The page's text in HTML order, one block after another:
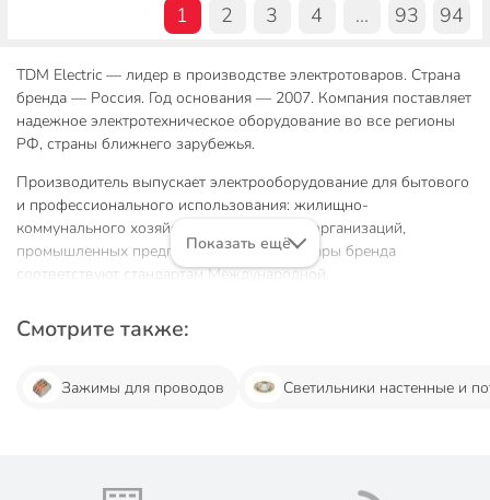
1 2 3 4 ... 93 94
TDM Electric — лидер в производстве электротоваров. Страна
бренда — Россия. Год основания — 2007. Компания поставляет
надежное электротехническое оборудование во все регионы
РФ, страны ближнего зарубежья.
Производитель выпускает электрооборудование для бытового
и профессионального использования: жилищно-
коммунального хозяйства, строительных организаций,
промышленных предприятий. Электротовары бренда
соответствуют стандартам Международной
государственным стандартам качества, ТУ.
Особенности производства,
ассортимент
электроустановочные изделия: провода, щиты, DIN-
Показать ещё
Смотрите также:
Зажимы для проводов Светильники настенные и